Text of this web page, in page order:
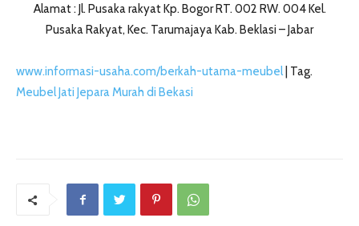
Alamat : Jl. Pusaka rakyat Kp. Bogor RT. 002 RW. 004 Kel.
Pusaka Rakyat, Kec. Tarumajaya Kab. Beklasi – Jabar
www.informasi-usaha.com/berkah-utama-meubel | Tag.
Meubel Jati Jepara Murah di Bekasi